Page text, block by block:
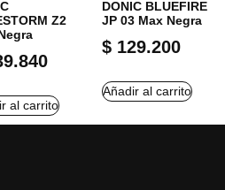
Z2
al carrito
DONIC BLUEFIRE
JP 03 Max Negra
$129.200
Añadir al carrito